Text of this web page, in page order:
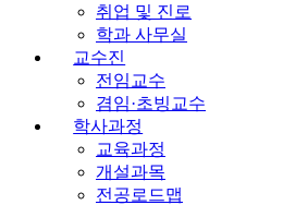
취업 및 진로
학과 사무실
교수진
전임교수
겸임·초빙교수
학사과정
교육과정
개설과목
전공로드맵